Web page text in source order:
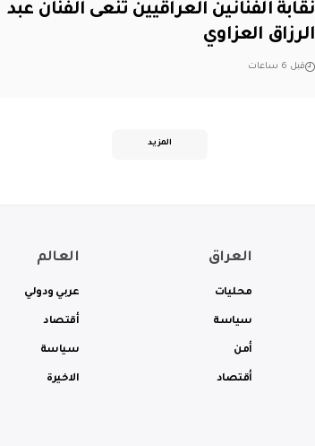
نقابة الفنانين العراقيين تنعى الفنان عبد
الرزاق العزاوي
قبل 6 ساعات
المزيد
العراق
محليات
سياسة
أمن
أقتصاد
العالم
عربي ودولي
أقتصاد
سياسة
الاخيرة